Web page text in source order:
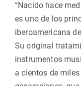
“Nacido hace
es uno de los
iberoamericana
Su original
instrumentos
a cientos de